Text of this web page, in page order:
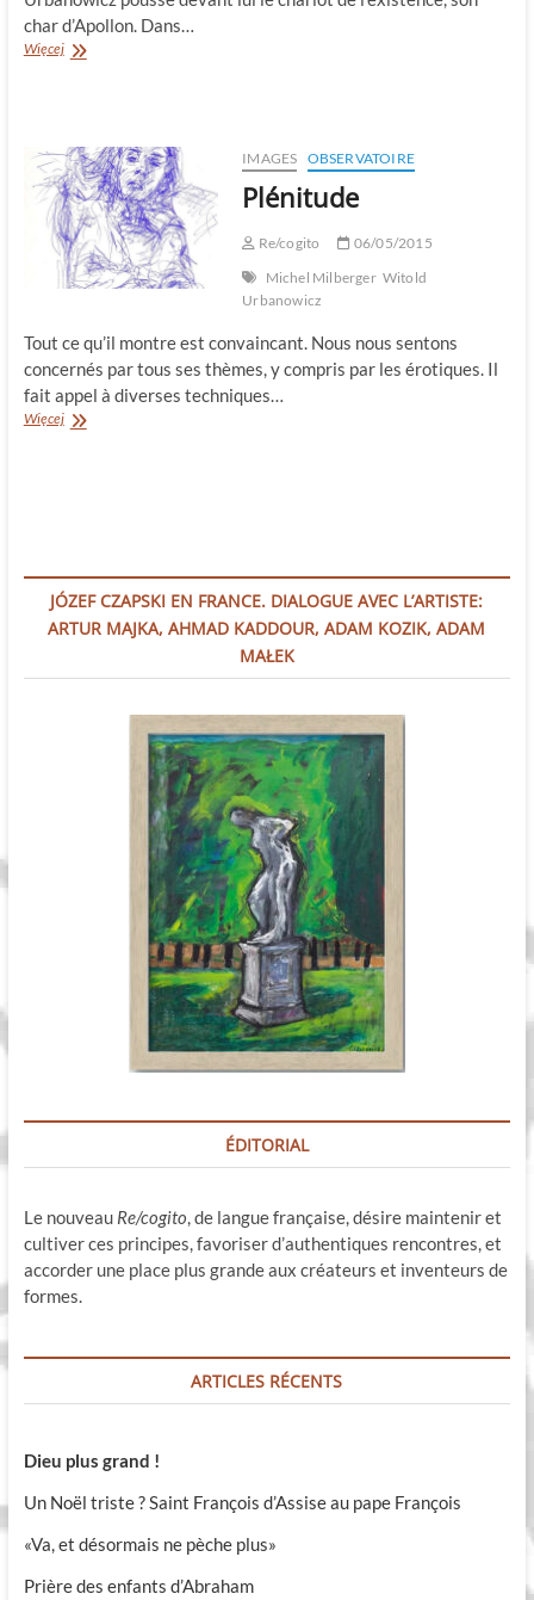
char d’Apollon. Dans…
WięcejChar
IMAGES OBSERVATOIRE
Plénitude
Re/cogito
06/05/2015
Michel Milberger Witold
Urbanowicz
Tout ce qu’il montre est convaincant. Nous nous sentons
concernés par tous ses thèmes, y compris par les érotiques. Il
fait appel à diverses techniques…
WięcejPlénitude
JÓZEF CZAPSKI EN FRANCE. DIALOGUE AVEC L’ARTISTE:
ARTUR MAJKA, AHMAD KADDOUR, ADAM KOZIK, ADAM
MAŁEK
ÉDITORIAL
Le nouveau Re/cogito, de langue française, désire maintenir et
cultiver ces principes, favoriser d’authentiques rencontres, et
accorder une place plus grande aux créateurs et inventeurs de
formes.
ARTICLES RÉCENTS
Dieu plus grand !
Un Noël triste ? Saint François d’Assise au pape François
«Va, et désormais ne pèche plus»
Prière des enfants d’Abraham